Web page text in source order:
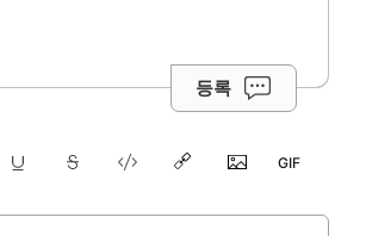
등록